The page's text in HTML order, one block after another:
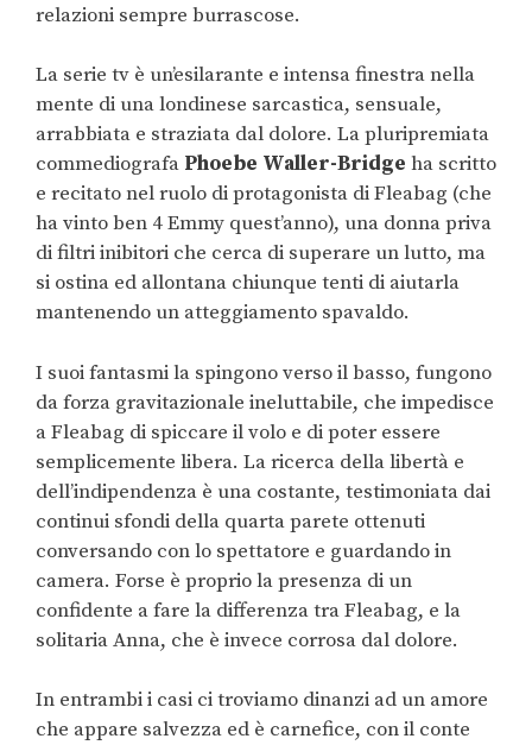
relazioni sempre burrascose.
La serie tv è un’esilarante e intensa finestra nella
mente di una londinese sarcastica, sensuale,
arrabbiata e straziata dal dolore. La pluripremiata
commediografa Phoebe Waller-Bridge ha scritto
e recitato nel ruolo di protagonista di Fleabag (che
ha vinto ben 4 Emmy quest’anno), una donna priva
di filtri inibitori che cerca di superare un lutto, ma
si ostina ed allontana chiunque tenti di aiutarla
mantenendo un atteggiamento spavaldo.
I suoi fantasmi la spingono verso il basso, fungono
da forza gravitazionale ineluttabile, che impedisce
a Fleabag di spiccare il volo e di poter essere
semplicemente libera. La ricerca della libertà e
dell’indipendenza è una costante, testimoniata dai
continui sfondi della quarta parete ottenuti
conversando con lo spettatore e guardando in
camera. Forse è proprio la presenza di un
confidente a fare la differenza tra Fleabag, e la
solitaria Anna, che è invece corrosa dal dolore.
In entrambi i casi ci troviamo dinanzi ad un amore
che appare salvezza ed è carnefice, con il conte